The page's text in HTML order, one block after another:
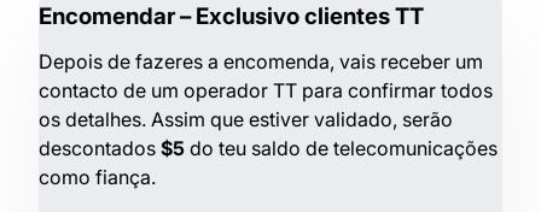
Encomendar – Exclusivo clientes TT
Depois de fazeres a encomenda, vais receber um
contacto de um operador TT para confirmar todos
os detalhes. Assim que estiver validado, serão
descontados $5 do teu saldo de telecomunicações
como fiança.